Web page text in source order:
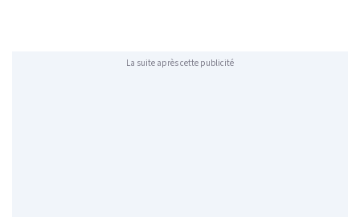
La suite après cette publicité